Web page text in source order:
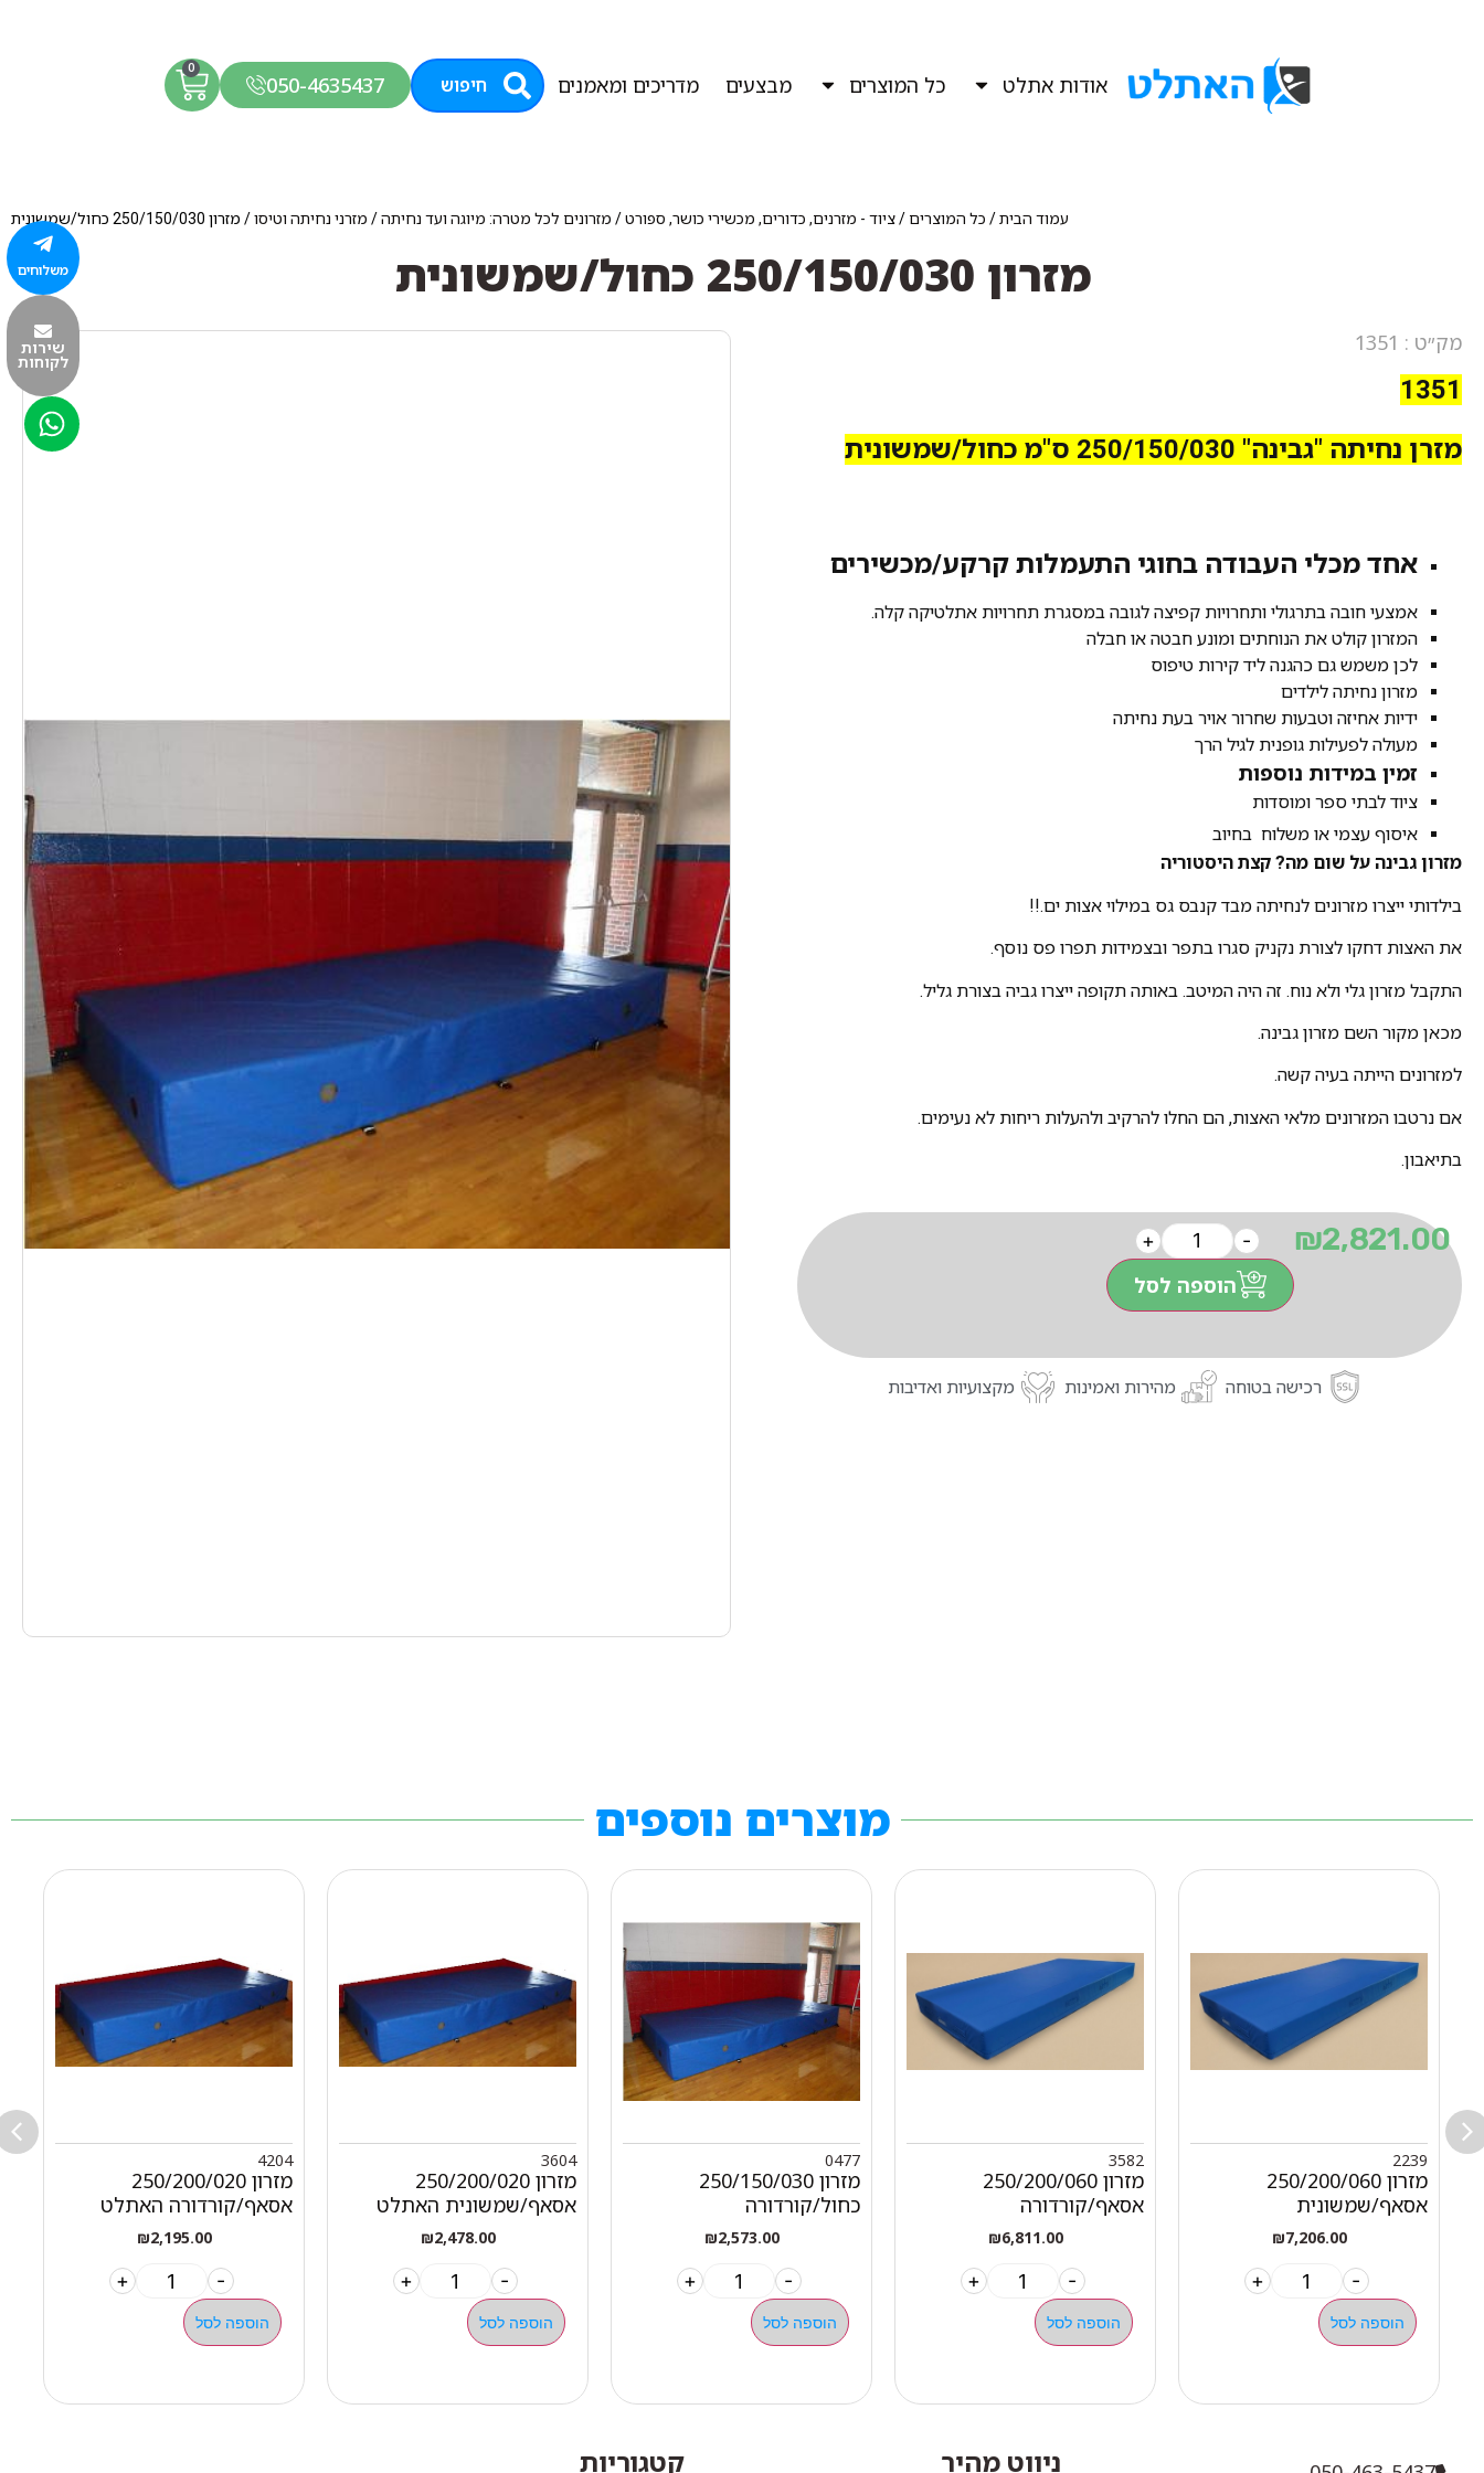
אודות אתלט כל המוצרים מבצעים מדריכים ומאמנים חיפוש 050-4635437
0
עמוד הבית/ כל המוצרים /ציוד - מזרנים, כדורים, מכשירי כושר, ספורט/ מזרונים לכל מטרה: מיוגה ועד נחיתה/ מזרני נחיתה וטיסו/ מזרון 250/150/030 כחול/שמשונית
מזרון 250/150/030 כחול/שמשונית
מק״ט : 1351
1351
מזרן נחיתה "גבינה" 250/150/030 ס"מ כחול/שמשונית
אחד מכלי העבודה בחוגי התעמלות קרקע/מכשירים
אמצעי חובה בתרגולי ותחרויות קפיצה לגובה במסגרת תחרויות אתלטיקה קלה.
המזרון קולט את הנוחתים ומונע חבטה או חבלה
לכן משמש גם כהגנה ליד קירות טיפוס
מזרון נחיתה לילדים
ידיות אחיזה וטבעות שחרור אויר בעת נחיתה
מעולה לפעילות גופנית לגיל הרך
זמין במידות נוספות
ציוד לבתי ספר ומוסדות
איסוף עצמי או משלוח בחיוב
מזרון גבינה על שום מה? קצת היסטוריה
בילדותי ייצרו מזרונים לנחיתה מבד קנבס גס במילוי אצות ים.!!
את האצות דחקו לצורת נקניק סגרו בתפר ובצמידות תפרו פס נוסף.
התקבל מזרון גלי ולא נוח. זה היה המיטב. באותה תקופה ייצרו גביה בצורת גליל.
מכאן מקור השם מזרון גבינה.
למזרונים הייתה בעיה קשה.
אם נרטבו המזרונים מלאי האצות, הם החלו להרקיב ולהעלות ריחות לא נעימים.
בתיאבון.
₪2,821.00
-
+
הוספה לסל
רכישה בטוחה מהירות ואמינות מקצועיות ואדיבות
מוצרים נוספים
2239
מזרון 250/200/060
אסאף/שמשונית
₪7,206.00
-
+
הוספה לסל
3582
מזרון 250/200/060
אסאף/קורדורה
₪6,811.00
-
+
הוספה לסל
0477
מזרון 250/150/030
כחול/קורדורה
₪2,573.00
-
+
הוספה לסל
3604
מזרון 250/200/020
אסאף/שמשונית האתלט
₪2,478.00
-
+
הוספה לסל
4204
מזרון 250/200/020
אסאף/קורדורה האתלט
₪2,195.00
-
+
הוספה לסל
משלוחים
שירות
לקוחות
ניווט מהיר קטגוריות